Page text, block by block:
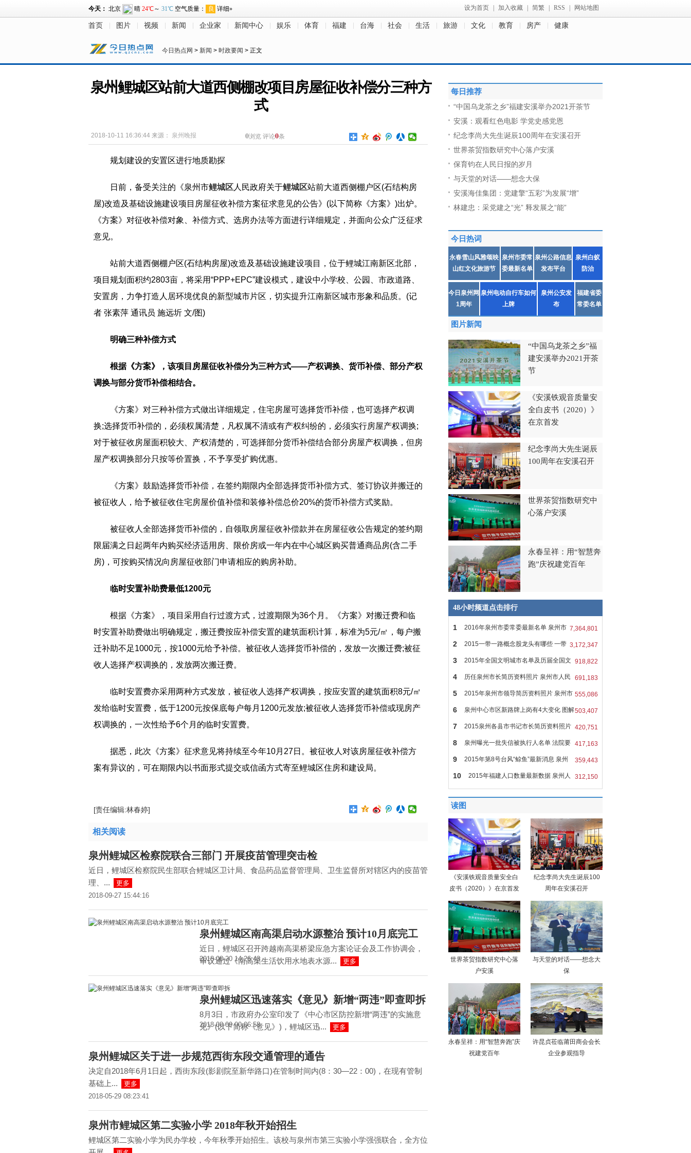
设为首页 加入收藏 简繁 RSS 网站地图
首页 图片 视频 新闻 企业家 新闻中心 娱乐 体育 福建 台海 社会 生活 旅游 文化 教育 房产 健康
今日热点网 > 新闻 > 时政要闻 > 正文
泉州鲤城区站前大道西侧棚改项目房屋征收补偿分三种方
式
2018-10-11 16:36:44 来源： 泉州晚报 0浏览 评论0条
规划建设的安置区进行地质勘探
日前，备受关注的《泉州市鲤城区人民政府关于鲤城区站前大道西侧棚户区(石结构房
屋)改造及基础设施建设项目房屋征收补偿方案征求意见的公告》(以下简称《方案》)出炉。
《方案》对征收补偿对象、补偿方式、选房办法等方面进行详细规定，并面向公众广泛征求
意见。
站前大道西侧棚户区(石结构房屋)改造及基础设施建设项目，位于鲤城江南新区北部，
项目规划面积约2803亩，将采用“PPP+EPC”建设模式，建设中小学校、公园、市政道路、
安置房，力争打造人居环境优良的新型城市片区，切实提升江南新区城市形象和品质。(记
者 张素萍 通讯员 施远圻 文/图)
明确三种补偿方式
根据《方案》，该项目房屋征收补偿分为三种方式——产权调换、货币补偿、部分产权
调换与部分货币补偿相结合。
《方案》对三种补偿方式做出详细规定，住宅房屋可选择货币补偿，也可选择产权调
换;选择货币补偿的，必须权属清楚，凡权属不清或有产权纠纷的，必须实行房屋产权调换;
对于被征收房屋面积较大、产权清楚的，可选择部分货币补偿结合部分房屋产权调换，但房
屋产权调换部分只按等价置换，不予享受扩购优惠。
《方案》鼓励选择货币补偿，在签约期限内全部选择货币补偿方式、签订协议并搬迁的
被征收人，给予被征收住宅房屋价值补偿和装修补偿总价20%的货币补偿方式奖励。
被征收人全部选择货币补偿的，自领取房屋征收补偿款并在房屋征收公告规定的签约期
限届满之日起两年内购买经济适用房、限价房或一年内在中心城区购买普通商品房(含二手
房)，可按购买情况向房屋征收部门申请相应的购房补助。
临时安置补助费最低1200元
根据《方案》，项目采用自行过渡方式，过渡期限为36个月。《方案》对搬迁费和临
时安置补助费做出明确规定，搬迁费按应补偿安置的建筑面积计算，标准为5元/㎡，每户搬
迁补助不足1000元，按1000元给予补偿。被征收人选择货币补偿的，发放一次搬迁费;被征
收人选择产权调换的，发放两次搬迁费。
临时安置费亦采用两种方式发放，被征收人选择产权调换，按应安置的建筑面积8元/㎡
发给临时安置费，低于1200元按保底每户每月1200元发放;被征收人选择货币补偿或现房产
权调换的，一次性给予6个月的临时安置费。
据悉，此次《方案》征求意见将持续至今年10月27日。被征收人对该房屋征收补偿方
案有异议的，可在期限内以书面形式提交或信函方式寄至鲤城区住房和建设局。
[责任编辑:林春婷]
相关阅读
泉州鲤城区检察院联合三部门 开展疫苗管理突击检
近日，鲤城区检察院民生部联合鲤城区卫计局、食品药品监督管理局、卫生监督所对辖区内的疫苗管
理、...
更多
2018-09-27 15:44:16
泉州鲤城区南高渠启动水源整治 预计10月底完工
近日，鲤城区召开跨越南高渠桥梁应急方案论证会及工作协调会，
审议通过《南高渠生活饮用水地表水源...
更多
2018-08-20 14:26:43
泉州鲤城区迅速落实《意见》新增“两违”即查即拆
8月3日，市政府办公室印发了《中心市区防控新增“两违”的实施意
见》(以下简称《意见》)，鲤城区迅...
更多
2018-08-09 00:06:58
泉州鲤城区关于进一步规范西街东段交通管理的通告
决定自2018年6月1日起，西街东段(影剧院至新华路口)在管制时间内(8：30—22：00)，在现有管制
基础上...
更多
2018-05-29 08:23:41
泉州市鲤城区第二实验小学 2018年秋开始招生
鲤城区第二实验小学为民办学校，今年秋季开始招生。该校与泉州市第三实验小学强强联合，全方位
每日推荐
“中国乌龙茶之乡”福建安溪举办2021开茶节
安溪：观看红色电影 学党史感党恩
纪念李尚大先生诞辰100周年在安溪召开
世界茶贸指数研究中心落户安溪
保育钧在人民日报的岁月
与天堂的对话——想念大保
安溪海佳集团：党建擎“五彩”为发展“增”
林建忠：采党建之“光” 释发展之“能”
今日热词
永春雪山风雅颂映
山红文化旅游节
泉州市委常
委最新名单
泉州公路信息
发布平台
泉州白蚁
防治
今日泉州网
1周年
泉州电动自行车如何
上牌
泉州公安发
布
福建省委
常委名单
图片新闻
“中国乌龙茶之乡”福
建安溪举办2021开茶
节
《安溪铁观音质量安
全白皮书（2020）》
在京首发
纪念李尚大先生诞辰
100周年在安溪召开
世界茶贸指数研究中
心落户安溪
永春呈祥：用“智慧奔
跑”庆祝建党百年
48小时频道点击排行
7,364,801
1 2016年泉州市委常委最新名单 泉州市
县 3,172,347
2 2015一带一路概念股龙头有哪些 一带
一 918,822
3 2015年全国文明城市名单及历届全国文
明 691,183
4 历任泉州市长简历资料照片 泉州市人民
555,086
5 2015年泉州市领导简历资料照片 泉州市
503,407
6 泉州中心市区新路牌上岗有4大变化 图解
420,751
7 2015泉州各县市书记市长简历资料照片
417,163
8 泉州曝光一批失信被执行人名单 法院要
359,443
9 2015年第8号台风“鲸鱼”最新消息 泉州
312,150
10 2015年福建人口数量最新数据 泉州人
口8
读图
《安溪铁观音质量安全白
皮书（2020）》在京首发
纪念李尚大先生诞辰100
周年在安溪召开
世界茶贸指数研究中心落
户安溪
与天堂的对话——想念大
保
永春呈祥：用“智慧奔跑”庆
祝建党百年
许昆贞莅临莆田商会会长
企业参观指导